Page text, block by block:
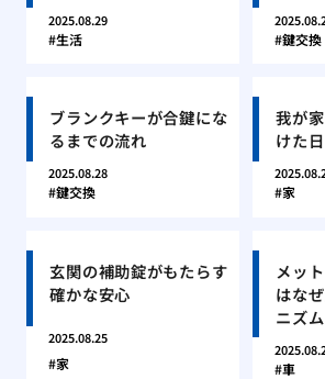
2025.08.29
生活 鍵交換
ブランクキーが合鍵にな
るまでの流れ
2025.08.28
鍵交換
我が
けた
家
玄関の補助錠がもたらす
確かな安心
2025.08.25
家
メッ
はな
ニズム
車